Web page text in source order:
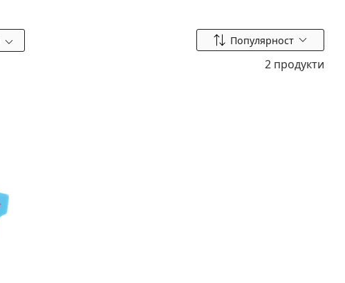
Сортиране по
Популярност
2 продукти